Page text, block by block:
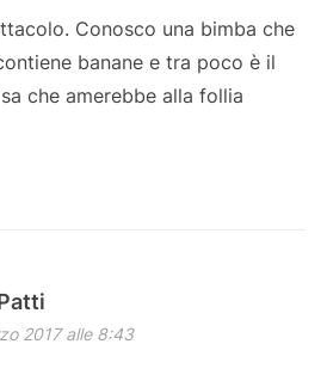
Conosco una bimba che
banane e tra poco è il
che amerebbe alla follia
2017 alle 8:43